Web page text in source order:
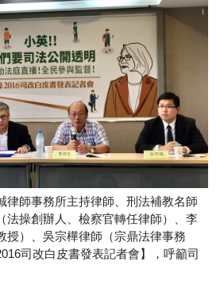
律師事務所主持律師、刑法補教名師
法操創辦人、檢察官轉任律師）、李
授）、吳宗樺律師（宗鼎法律事務
司改白皮書發表記者會】，呼籲司